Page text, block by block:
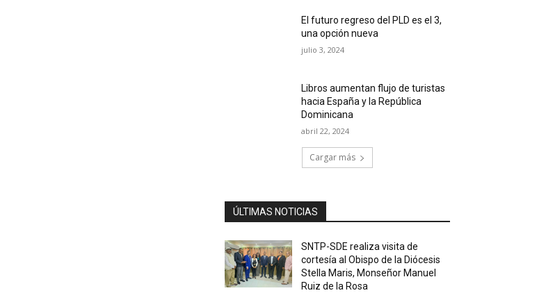
El futuro regreso del PLD es el 3,
una opción nueva
julio 3, 2024
Libros aumentan flujo de turistas
hacia España y la República
Dominicana
abril 22, 2024
Cargar más
ÚLTIMAS NOTICIAS
SNTP-SDE realiza visita de
cortesía al Obispo de la Diócesis
Stella Maris, Monseñor Manuel
Ruiz de la Rosa